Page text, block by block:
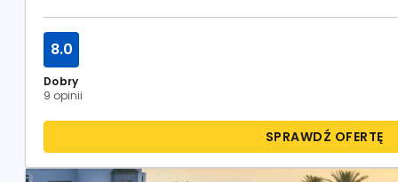
Dobry
9 opinii
8.0
SPRAWDŹ OFERTĘ